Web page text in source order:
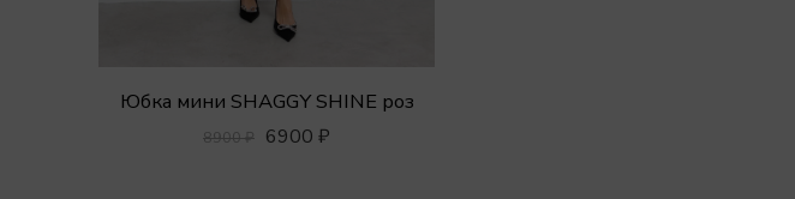
Юбка мини SHAGGY SHINE роз
8900₽ 6900 ₽